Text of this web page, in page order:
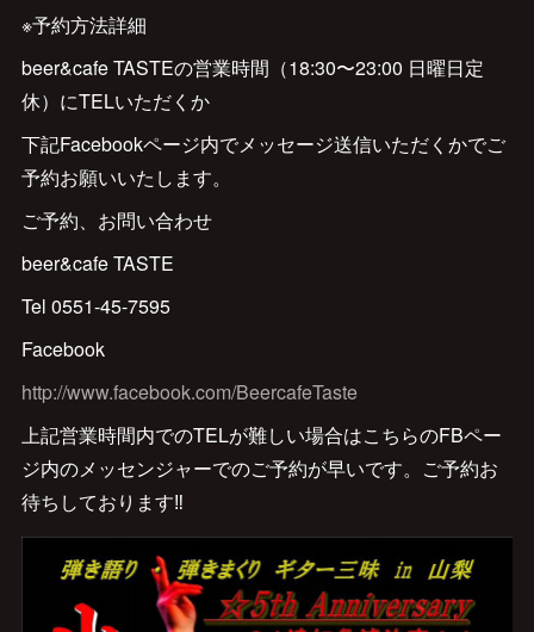
※予約方法詳細
beer&cafe TASTEの営業時間（18:30〜23:00 日曜日定
休）にTELいただくか
下記Facebookページ内でメッセージ送信いただくかでご
予約お願いいたします。
ご予約、お問い合わせ
beer&cafe TASTE
Tel 0551-45-7595
Facebook
http://www.facebook.com/BeercafeTaste
上記営業時間内でのTELが難しい場合はこちらのFBペー
ジ内のメッセンジャーでのご予約が早いです。ご予約お
待ちしております‼️